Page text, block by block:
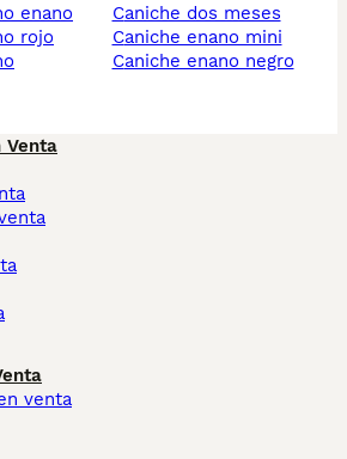
enano
rojo
caniche dos meses
caniche enano mini
caniche enano negro
Venta
venta